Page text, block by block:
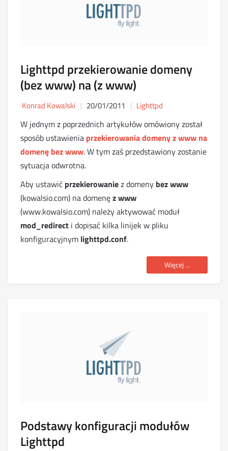
Lighttpd przekierowanie domeny
(bez www) na (z www)
Konrad Kowalski 20/01/2011 Lighttpd
W jednym z poprzednich artykułów omówiony został
sposób ustawienia przekierowania domeny z www na
domenę bez www. W tym zaś przedstawiony zostanie
sytuacja odwrotna.
Aby ustawić przekierowaniez domeny bez www
(kowalsio.com) na domenęz www
(www.kowalsio.com) należy aktywować moduł
mod_redirect i dopisać kilka linijek w pliku
konfiguracyjnym lighttpd.conf.
Więcej ...
Podstawy konfiguracji modułów
Lighttpd